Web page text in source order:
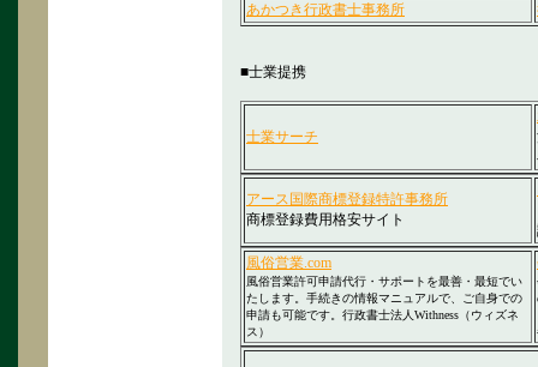
あかつき行政書士事務所
■士業提携
士業サーチ
アース国際商標登録特許事務所
商標登録費用格安サイト
風俗営業.com
風俗営業許可申請代行・サポートを最善・最短でい
たします。手続きの情報マニュアルで、ご自身での
申請も可能です。 行政書士法人Withness（ウィズネ
ス）